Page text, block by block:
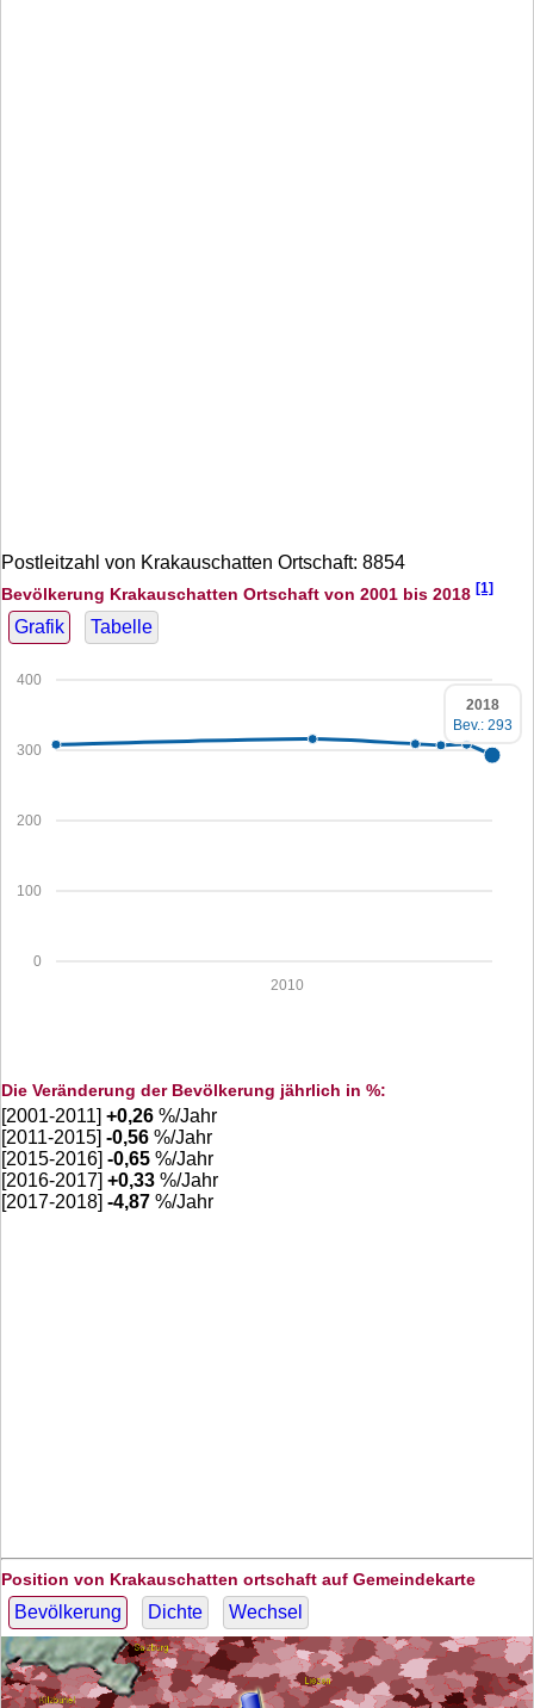
Postleitzahl von Krakauschatten Ortschaft: 8854
Bevölkerung Krakauschatten Ortschaft von 2001 bis 2018 [1]
Grafik Tabelle
0
100
200
300
400
2010
2018
Bev.: 293
Die Veränderung der Bevölkerung jährlich in %:
[2001-2011] +0,26 %/Jahr
[2011-2015] -0,56 %/Jahr
[2015-2016] -0,65 %/Jahr
[2016-2017] +0,33 %/Jahr
[2017-2018] -4,87 %/Jahr
Position von Krakauschatten ortschaft auf Gemeindekarte
Bevölkerung Dichte Wechsel